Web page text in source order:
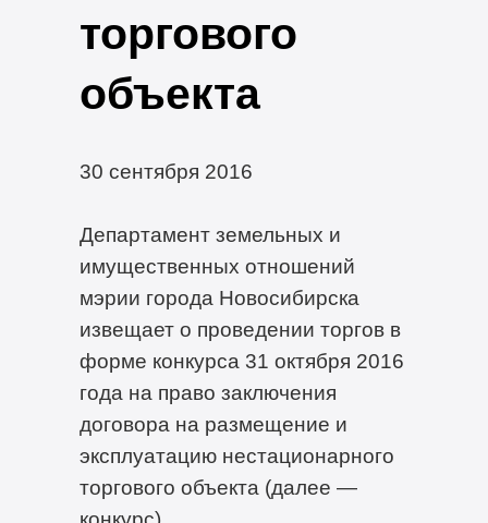
торгового
объекта
30 сентября 2016
Департамент земельных и
имущественных отношений
мэрии города Новосибирска
извещает о проведении торгов в
форме конкурса 31 октября 2016
года на право заключения
договора на размещение и
эксплуатацию нестационарного
торгового объекта (далее —